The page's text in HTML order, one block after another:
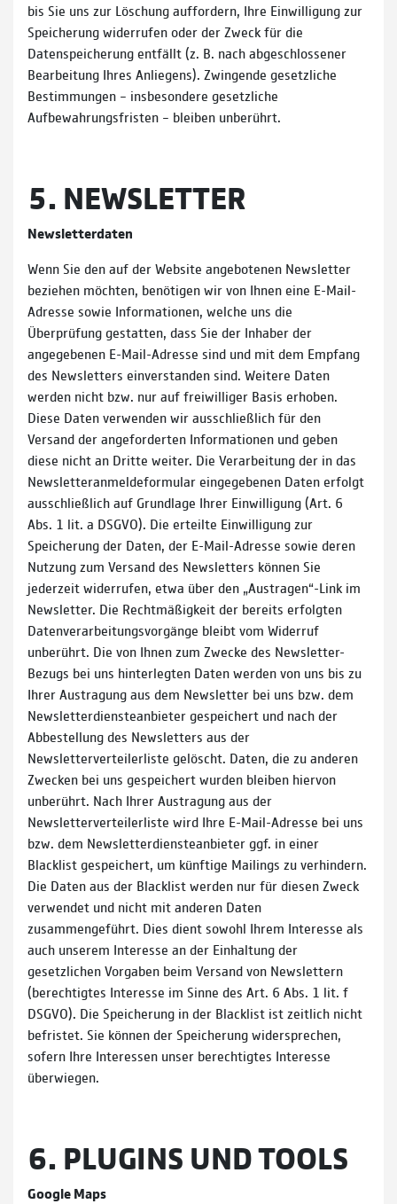
bis Sie uns zur Löschung auffordern, Ihre Einwilligung zur
Speicherung widerrufen oder der Zweck für die
Datenspeicherung entfällt (z. B. nach abgeschlossener
Bearbeitung Ihres Anliegens). Zwingende gesetzliche
Bestimmungen – insbesondere gesetzliche
Aufbewahrungsfristen – bleiben unberührt.
5. NEWSLETTER
Newsletter­daten
Wenn Sie den auf der Website angebotenen Newsletter
beziehen möchten, benötigen wir von Ihnen eine E-Mail-
Adresse sowie Informationen, welche uns die
Überprüfung gestatten, dass Sie der Inhaber der
angegebenen E-Mail-Adresse sind und mit dem Empfang
des Newsletters einverstanden sind. Weitere Daten
werden nicht bzw. nur auf freiwilliger Basis erhoben.
Diese Daten verwenden wir ausschließlich für den
Versand der angeforderten Informationen und geben
diese nicht an Dritte weiter. Die Verarbeitung der in das
Newsletteranmeldeformular eingegebenen Daten erfolgt
ausschließlich auf Grundlage Ihrer Einwilligung (Art. 6
Abs. 1 lit. a DSGVO). Die erteilte Einwilligung zur
Speicherung der Daten, der E-Mail-Adresse sowie deren
Nutzung zum Versand des Newsletters können Sie
jederzeit widerrufen, etwa über den „Austragen“-Link im
Newsletter. Die Rechtmäßigkeit der bereits erfolgten
Datenverarbeitungsvorgänge bleibt vom Widerruf
unberührt. Die von Ihnen zum Zwecke des Newsletter-
Bezugs bei uns hinterlegten Daten werden von uns bis zu
Ihrer Austragung aus dem Newsletter bei uns bzw. dem
Newsletterdiensteanbieter gespeichert und nach der
Abbestellung des Newsletters aus der
Newsletterverteilerliste gelöscht. Daten, die zu anderen
Zwecken bei uns gespeichert wurden bleiben hiervon
unberührt. Nach Ihrer Austragung aus der
Newsletterverteilerliste wird Ihre E-Mail-Adresse bei uns
bzw. dem Newsletterdiensteanbieter ggf. in einer
Blacklist gespeichert, um künftige Mailings zu verhindern.
Die Daten aus der Blacklist werden nur für diesen Zweck
verwendet und nicht mit anderen Daten
zusammengeführt. Dies dient sowohl Ihrem Interesse als
auch unserem Interesse an der Einhaltung der
gesetzlichen Vorgaben beim Versand von Newslettern
(berechtigtes Interesse im Sinne des Art. 6 Abs. 1 lit. f
DSGVO). Die Speicherung in der Blacklist ist zeitlich nicht
befristet. Sie können der Speicherung widersprechen,
sofern Ihre Interessen unser berechtigtes Interesse
überwiegen.
6. PLUGINS UND TOOLS
Google Maps